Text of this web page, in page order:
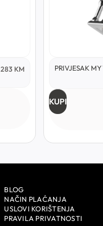
KM PRIVJESAK MY
KUPI
BLOG
NAČIN PLAĆANJA
USLOVI KORIŠTENJA
PRAVILA PRIVATNOSTI